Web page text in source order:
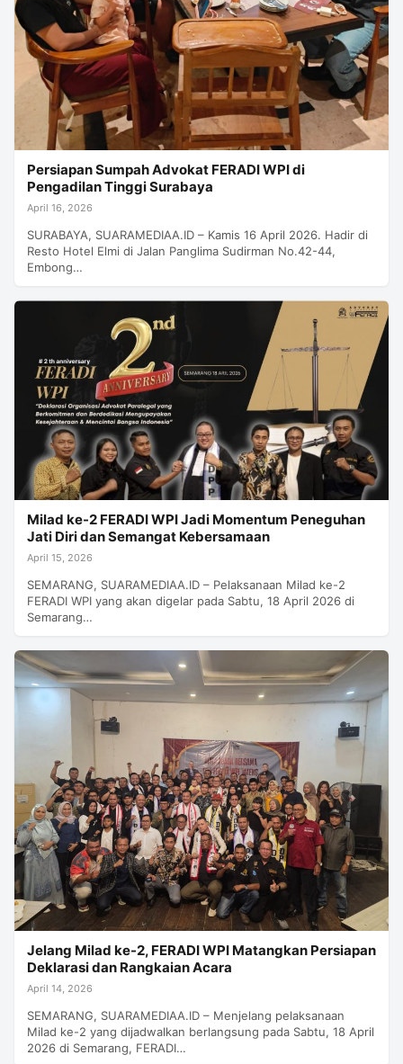
Persiapan Sumpah Advokat FERADI WPI di
Pengadilan Tinggi Surabaya
April 16, 2026
SURABAYA, SUARAMEDIAA.ID – Kamis 16 April 2026. Hadir di
Resto Hotel Elmi di Jalan Panglima Sudirman No.42-44,
Embong…
Milad ke-2 FERADI WPI Jadi Momentum Peneguhan
Jati Diri dan Semangat Kebersamaan
April 15, 2026
SEMARANG, SUARAMEDIAA.ID – Pelaksanaan Milad ke-2
FERADI WPI yang akan digelar pada Sabtu, 18 April 2026 di
Semarang…
Jelang Milad ke-2, FERADI WPI Matangkan Persiapan
Deklarasi dan Rangkaian Acara
April 14, 2026
SEMARANG, SUARAMEDIAA.ID – Menjelang pelaksanaan
Milad ke-2 yang dijadwalkan berlangsung pada Sabtu, 18 April
2026 di Semarang, FERADI…